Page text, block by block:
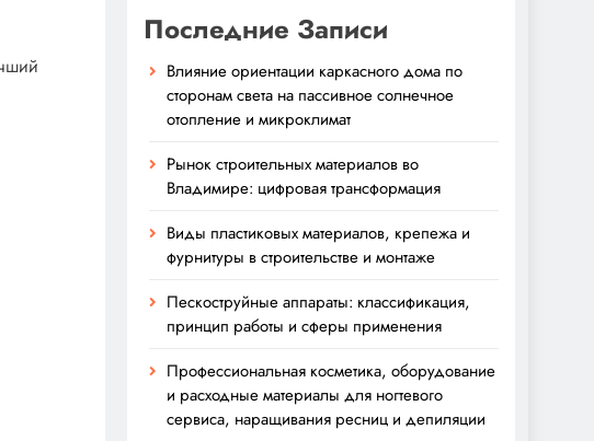
Последние Записи
Влияние ориентации каркасного дома по
сторонам света на пассивное солнечное
отопление и микроклимат
Рынок строительных материалов во
Владимире: цифровая трансформация
Виды пластиковых материалов, крепежа и
фурнитуры в строительстве и монтаже
Пескоструйные аппараты: классификация,
принцип работы и сферы применения
Профессиональная косметика, оборудование
и расходные материалы для ногтевого
сервиса, наращивания ресниц и депиляции